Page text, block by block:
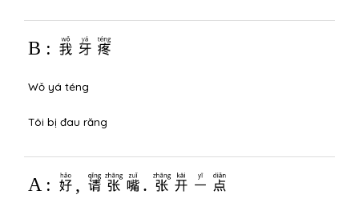
B : 我牙疼
Wǒ yá téng
Tôi bị đau răng
A : 好, 请张嘴. 张开一点